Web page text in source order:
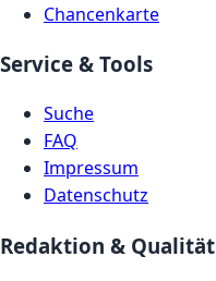
Chancenkarte
Service & Tools
Suche
FAQ
Impressum
Datenschutz
Redaktion & Qualität